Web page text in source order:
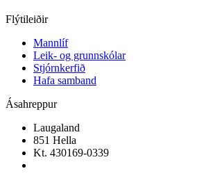
Flýtileiðir
Mannlíf
Leik- og grunnskólar
Stjórnkerfið
Hafa samband
Ásahreppur
Laugaland
851 Hella
Kt. 430169-0339